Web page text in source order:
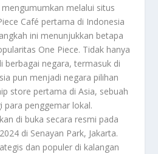
melalui situs
Café pertama di Indonesia
ini menunjukkan betapa
One Piece. Tidak hanya
berbagai negara, termasuk di
pun menjadi negara pilihan
store pertama di Asia, sebuah
para penggemar lokal.
di buka secara resmi pada
di Senayan Park, Jakarta.
dan populer di kalangan